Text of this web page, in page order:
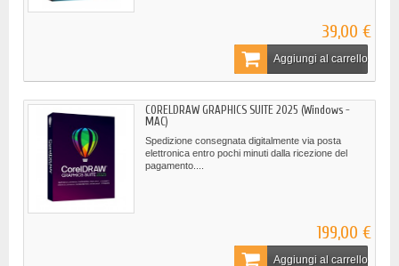
39,00 €
Aggiungi al carrello
CORELDRAW GRAPHICS SUITE 2025 (Windows -
MAC)
Spedizione consegnata digitalmente via posta
elettronica entro pochi minuti dalla ricezione del
pagamento....
199,00 €
Aggiungi al carrello